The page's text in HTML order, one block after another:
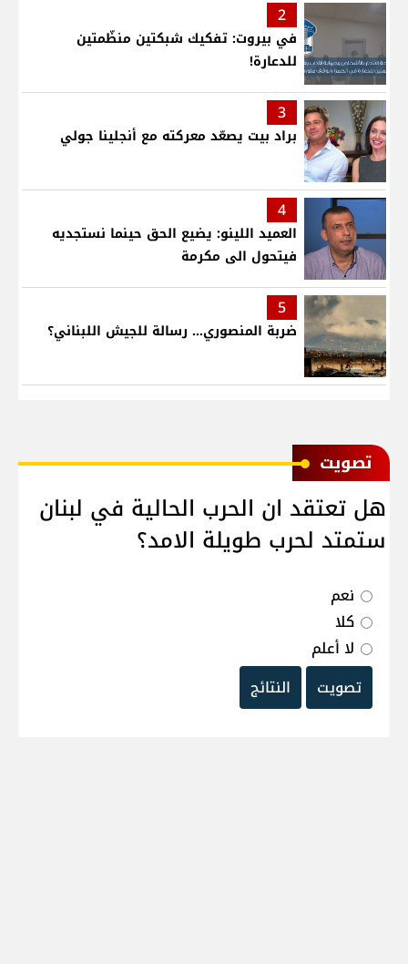
2
في بيروت: تفكيك شبكتين منظّمتين
للدعارة!
3
براد بيت يصعّد معركته مع أنجلينا جولي
4
العميد اللينو: يضيع الحق حينما نستجديه
فيتحول الى مكرمة
5
ضربة المنصوري... رسالة للجيش اللبناني؟
ﺗﺼﻮﻳﺖ
هل تعتقد ان الحرب الحالية في لبنان
ستمتد لحرب طويلة الامد؟
نعم
كلا
لا أعلم
تصويت
النتائج